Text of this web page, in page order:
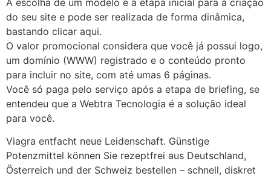
do seu site e pode ser realizada de forma dinâmica,
bastando clicar aqui.
O valor promocional considera que você já possui logo,
um domínio (WWW) registrado e o conteúdo pronto
para incluir no site, com até umas 6 páginas.
Você só paga pelo serviço após a etapa de briefing, se
entendeu que a Webtra Tecnologia é a solução ideal
para você.
Viagra entfacht neue Leidenschaft. Günstige
Potenzmittel können Sie rezeptfrei aus Deutschland,
Österreich und der Schweiz bestellen – schnell, diskret